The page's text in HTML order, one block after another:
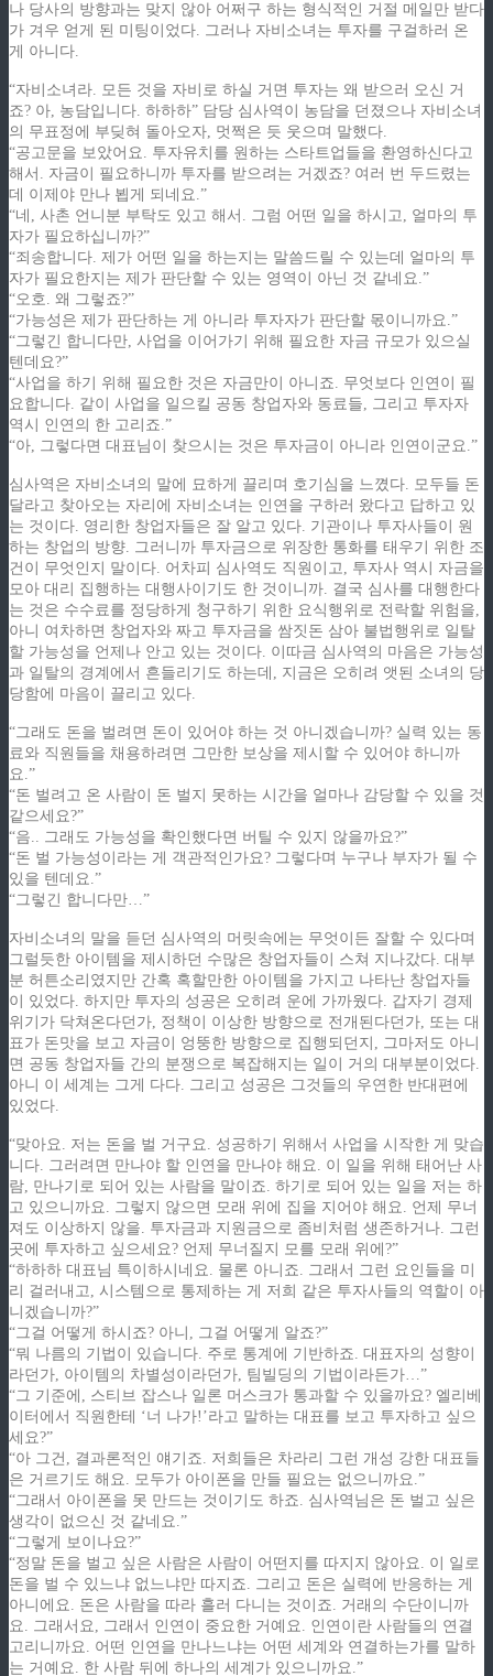
나 당사의 방향과는 맞지 않아 어쩌구 하는 형식적인 거절 메일만 받다
가 겨우 얻게 된 미팅이었다. 그러나 자비소녀는 투자를 구걸하러 온
게 아니다.
“자비소녀라. 모든 것을 자비로 하실 거면 투자는 왜 받으러 오신 거
죠? 아, 농담입니다. 하하하” 담당 심사역이 농담을 던졌으나 자비소녀
의 무표정에 부딪혀 돌아오자, 멋쩍은 듯 웃으며 말했다.
“공고문을 보았어요. 투자유치를 원하는 스타트업들을 환영하신다고
해서. 자금이 필요하니까 투자를 받으려는 거겠죠? 여러 번 두드렸는
데 이제야 만나 뵙게 되네요.”
“네, 사촌 언니분 부탁도 있고 해서. 그럼 어떤 일을 하시고, 얼마의 투
자가 필요하십니까?”
“죄송합니다. 제가 어떤 일을 하는지는 말씀드릴 수 있는데 얼마의 투
자가 필요한지는 제가 판단할 수 있는 영역이 아닌 것 같네요.”
“오호. 왜 그렇죠?”
“가능성은 제가 판단하는 게 아니라 투자자가 판단할 몫이니까요.”
“그렇긴 합니다만, 사업을 이어가기 위해 필요한 자금 규모가 있으실
텐데요?”
“사업을 하기 위해 필요한 것은 자금만이 아니죠. 무엇보다 인연이 필
요합니다. 같이 사업을 일으킬 공동 창업자와 동료들, 그리고 투자자
역시 인연의 한 고리죠.”
“아, 그렇다면 대표님이 찾으시는 것은 투자금이 아니라 인연이군요.”
심사역은 자비소녀의 말에 묘하게 끌리며 호기심을 느꼈다. 모두들 돈
달라고 찾아오는 자리에 자비소녀는 인연을 구하러 왔다고 답하고 있
는 것이다. 영리한 창업자들은 잘 알고 있다. 기관이나 투자사들이 원
하는 창업의 방향. 그러니까 투자금으로 위장한 통화를 태우기 위한 조
건이 무엇인지 말이다. 어차피 심사역도 직원이고, 투자사 역시 자금을
모아 대리 집행하는 대행사이기도 한 것이니까. 결국 심사를 대행한다
는 것은 수수료를 정당하게 청구하기 위한 요식행위로 전락할 위험을,
아니 여차하면 창업자와 짜고 투자금을 쌈짓돈 삼아 불법행위로 일탈
할 가능성을 언제나 안고 있는 것이다. 이따금 심사역의 마음은 가능성
과 일탈의 경계에서 흔들리기도 하는데, 지금은 오히려 앳된 소녀의 당
당함에 마음이 끌리고 있다.
“그래도 돈을 벌려면 돈이 있어야 하는 것 아니겠습니까? 실력 있는 동
료와 직원들을 채용하려면 그만한 보상을 제시할 수 있어야 하니까
요.”
“돈 벌려고 온 사람이 돈 벌지 못하는 시간을 얼마나 감당할 수 있을 것
같으세요?”
“음.. 그래도 가능성을 확인했다면 버틸 수 있지 않을까요?”
“돈 벌 가능성이라는 게 객관적인가요? 그렇다며 누구나 부자가 될 수
있을 텐데요.”
“그렇긴 합니다만…”
자비소녀의 말을 듣던 심사역의 머릿속에는 무엇이든 잘할 수 있다며
그럴듯한 아이템을 제시하던 수많은 창업자들이 스쳐 지나갔다. 대부
분 허튼소리였지만 간혹 혹할만한 아이템을 가지고 나타난 창업자들
이 있었다. 하지만 투자의 성공은 오히려 운에 가까웠다. 갑자기 경제
위기가 닥쳐온다던가, 정책이 이상한 방향으로 전개된다던가, 또는 대
표가 돈맛을 보고 자금이 엉뚱한 방향으로 집행되던지, 그마저도 아니
면 공동 창업자들 간의 분쟁으로 복잡해지는 일이 거의 대부분이었다.
아니 이 세계는 그게 다다. 그리고 성공은 그것들의 우연한 반대편에
있었다.
“맞아요. 저는 돈을 벌 거구요. 성공하기 위해서 사업을 시작한 게 맞습
니다. 그러려면 만나야 할 인연을 만나야 해요. 이 일을 위해 태어난 사
람, 만나기로 되어 있는 사람을 말이죠. 하기로 되어 있는 일을 저는 하
고 있으니까요. 그렇지 않으면 모래 위에 집을 지어야 해요. 언제 무너
져도 이상하지 않을. 투자금과 지원금으로 좀비처럼 생존하거나. 그런
곳에 투자하고 싶으세요? 언제 무너질지 모를 모래 위에?”
“하하하 대표님 특이하시네요. 물론 아니죠. 그래서 그런 요인들을 미
리 걸러내고, 시스템으로 통제하는 게 저희 같은 투자사들의 역할이 아
니겠습니까?”
“그걸 어떻게 하시죠? 아니, 그걸 어떻게 알죠?”
“뭐 나름의 기법이 있습니다. 주로 통계에 기반하죠. 대표자의 성향이
라던가, 아이템의 차별성이라던가, 팀빌딩의 기법이라든가…”
“그 기준에, 스티브 잡스나 일론 머스크가 통과할 수 있을까요? 엘리베
이터에서 직원한테 ‘너 나가!’라고 말하는 대표를 보고 투자하고 싶으
세요?”
“아 그건, 결과론적인 얘기죠. 저희들은 차라리 그런 개성 강한 대표들
은 거르기도 해요. 모두가 아이폰을 만들 필요는 없으니까요.”
“그래서 아이폰을 못 만드는 것이기도 하죠. 심사역님은 돈 벌고 싶은
생각이 없으신 것 같네요.”
“그렇게 보이나요?”
“정말 돈을 벌고 싶은 사람은 사람이 어떤지를 따지지 않아요. 이 일로
돈을 벌 수 있느냐 없느냐만 따지죠. 그리고 돈은 실력에 반응하는 게
아니에요. 돈은 사람을 따라 흘러 다니는 것이죠. 거래의 수단이니까
요. 그래서요, 그래서 인연이 중요한 거예요. 인연이란 사람들의 연결
고리니까요. 어떤 인연을 만나느냐는 어떤 세계와 연결하는가를 말하
는 거예요. 한 사람 뒤에 하나의 세계가 있으니까요.”